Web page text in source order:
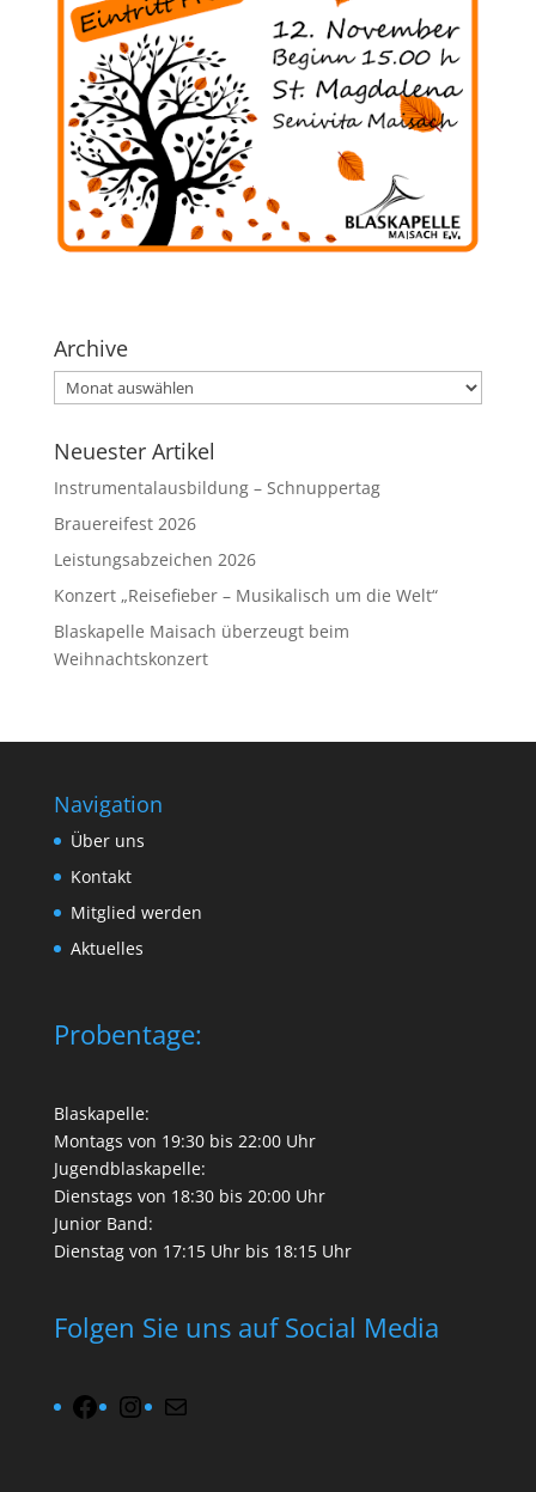
Archive
Archive
Neuester Artikel
Instrumentalausbildung – Schnuppertag
Brauereifest 2026
Leistungsabzeichen 2026
Konzert „Reisefieber – Musikalisch um die Welt“
Blaskapelle Maisach überzeugt beim
Weihnachtskonzert
Navigation
Über uns
Kontakt
Mitglied werden
Aktuelles
Probentage:
Blaskapelle:
Montags von 19:30 bis 22:00 Uhr
Jugendblaskapelle:
Dienstags von 18:30 bis 20:00 Uhr
Junior Band:
Dienstag von 17:15 Uhr bis 18:15 Uhr
Folgen Sie uns auf Social Media
FacebookInstagram